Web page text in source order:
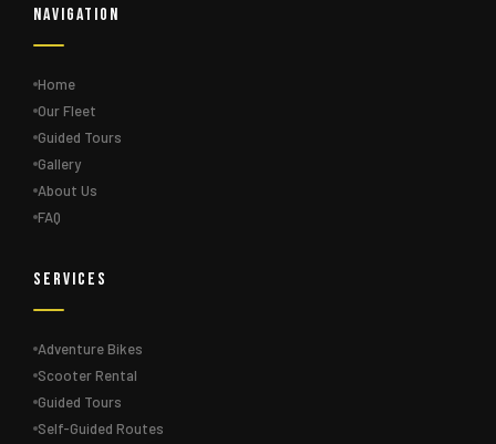
Navigation
Home
Our Fleet
Guided Tours
Gallery
About Us
FAQ
Services
Adventure Bikes
Scooter Rental
Guided Tours
Self-Guided Routes